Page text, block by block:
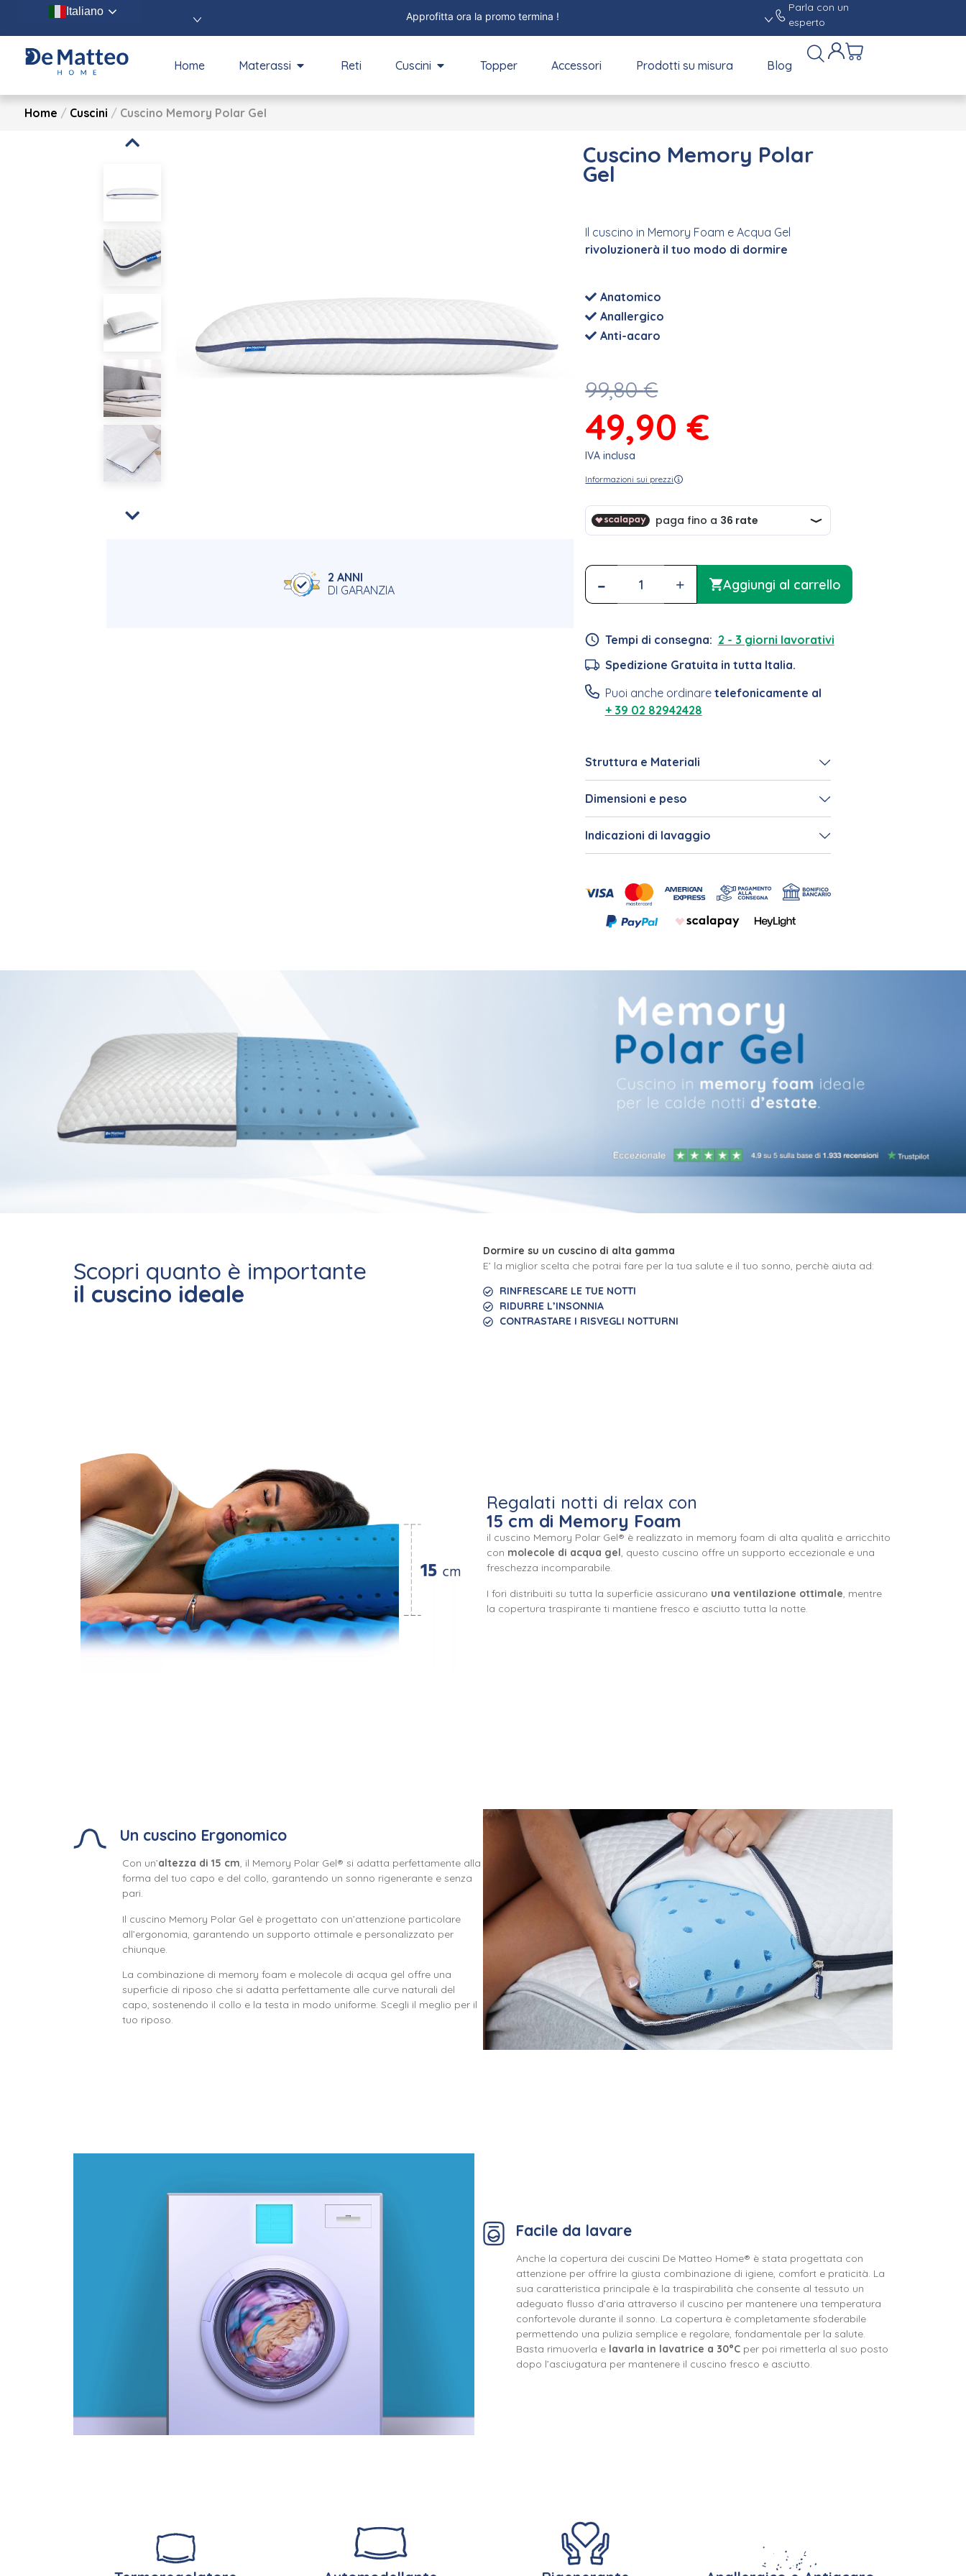
Italiano FUORI TUTTO -70%
Parla con un
esperto
Home Materassi Reti Cuscini Topper Accessori Prodotti su misura Blog
Home / Cuscini / Cuscino Memory Polar Gel
2 ANNI
DI GARANZIA
Cuscino Memory Polar
Gel
Il cuscino in Memory Foam e Acqua Gel
rivoluzionerà il tuo modo di dormire
Anatomico
Anallergico
Anti-acaro
99,80€
49,90€
IVA inclusa
Informazioni sui prezzi
- + Aggiungi al carrello
Tempi di consegna: 2 - 3 giorni lavorativi
Spedizione Gratuita in tutta Italia.
Puoi anche ordinare telefonicamente al
+ 39 02 82942428
Struttura e Materiali
Dimensioni e peso
Indicazioni di lavaggio
Scopri quanto è importante
il cuscino ideale
Dormire su un cuscino di alta gamma
E’ la miglior scelta che potrai fare per la tua salute e il tuo sonno, perchè aiuta ad:
RINFRESCARE LE TUE NOTTI
RIDURRE L’INSONNIA
CONTRASTARE I RISVEGLI NOTTURNI
Regalati notti di relax con
15 cm di Memory Foam
il cuscino Memory Polar Gel® è realizzato in memory foam di alta qualità e arricchito
con molecole di acqua gel, questo cuscino offre un supporto eccezionale e una
freschezza incomparabile.
I fori distribuiti su tutta la superficie assicurano una ventilazione ottimale, mentre
la copertura traspirante ti mantiene fresco e asciutto tutta la notte.
Un cuscino Ergonomico
Con un’altezza di 15 cm, il Memory Polar Gel® si adatta perfettamente alla
forma del tuo capo e del collo, garantendo un sonno rigenerante e senza
pari.
Il cuscino Memory Polar Gel è progettato con un’attenzione particolare
all’ergonomia, garantendo un supporto ottimale e personalizzato per
chiunque.
La combinazione di memory foam e molecole di acqua gel offre una
superficie di riposo che si adatta perfettamente alle curve naturali del
capo, sostenendo il collo e la testa in modo uniforme. Scegli il meglio per il
tuo riposo.
Facile da lavare
Anche la copertura dei cuscini De Matteo Home® è stata progettata con
attenzione per offrire la giusta combinazione di igiene, comfort e praticità. La
sua caratteristica principale è la traspirabilità che consente al tessuto un
adeguato flusso d’aria attraverso il cuscino per mantenere una temperatura
confortevole durante il sonno. La copertura è completamente sfoderabile
permettendo una pulizia semplice e regolare, fondamentale per la salute.
Basta rimuoverla elavarla in lavatrice a 30°Cper poi rimetterla al suo posto
dopo l’asciugatura per mantenere il cuscino fresco e asciutto.